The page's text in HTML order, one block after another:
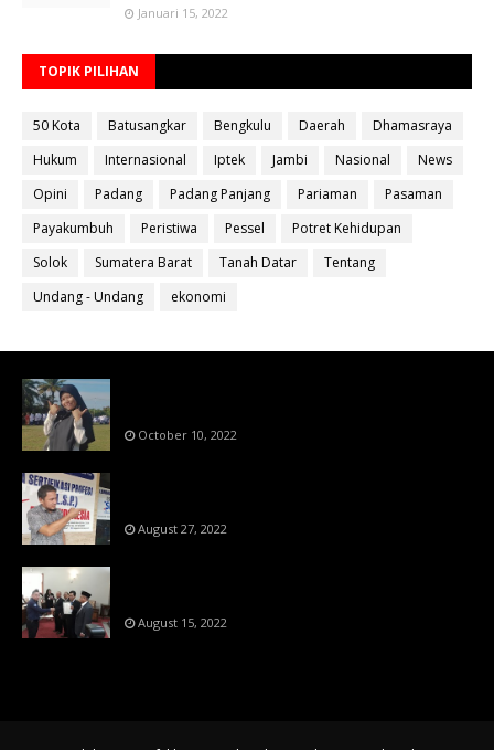
Januari 15, 2022
TOPIK PILIHAN
50 Kota Batusangkar Bengkulu Daerah
Dhamasraya
Hukum
Internasional Iptek Jambi Nasional
News
Opini
Padang Padang Panjang Pariaman
Pasaman
Payakumbuh
Peristiwa Pessel
Potret Kehidupan
Solok
Sumatera Barat Tanah Datar
Tentang
Undang - Undang
ekonomi
October 10, 2022
August 27, 2022
August 15, 2022